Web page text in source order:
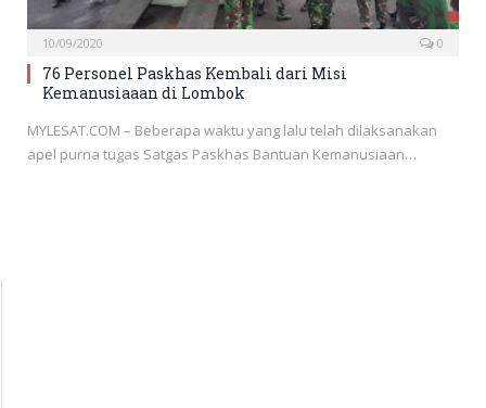
10/09/2020 0
76 Personel Paskhas Kembali dari Misi
Kemanusiaaan di Lombok
MYLESAT.COM – Beberapa waktu yang lalu telah dilaksanakan
apel purna tugas Satgas Paskhas Bantuan Kemanusiaan…